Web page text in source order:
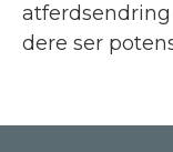
dere ser